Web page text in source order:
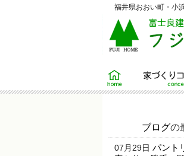
福井県おおい町・小
ホーム 家づくりコ
ブログの
07月29日 パント